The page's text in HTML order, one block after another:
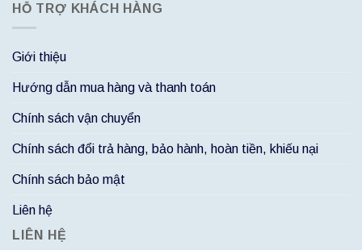
HỖ TRỢ KHÁCH HÀNG
Giới thiệu
Hướng dẫn mua hàng và thanh toán
Chính sách vận chuyển
Chính sách đổi trả hàng, bảo hành, hoàn tiền, khiếu nại
Chính sách bảo mật
Liên hệ
LIÊN HỆ